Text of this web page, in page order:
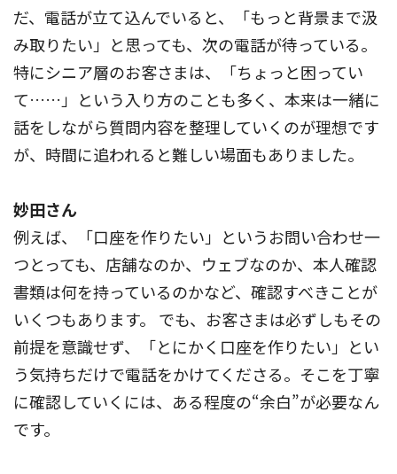
だ、電話が立て込んでいると、「もっと背景まで汲
み取りたい」と思っても、次の電話が待っている。
特にシニア層のお客さまは、「ちょっと困ってい
て……」という入り方のことも多く、本来は一緒に
話をしながら質問内容を整理していくのが理想です
が、時間に追われると難しい場面もありました。
妙田さん
例えば、「口座を作りたい」というお問い合わせ一
つとっても、店舗なのか、ウェブなのか、本人確認
書類は何を持っているのかなど、確認すべきことが
いくつもあります。 でも、お客さまは必ずしもその
前提を意識せず、「とにかく口座を作りたい」とい
う気持ちだけで電話をかけてくださる。そこを丁寧
に確認していくには、ある程度の“余白”が必要なん
です。